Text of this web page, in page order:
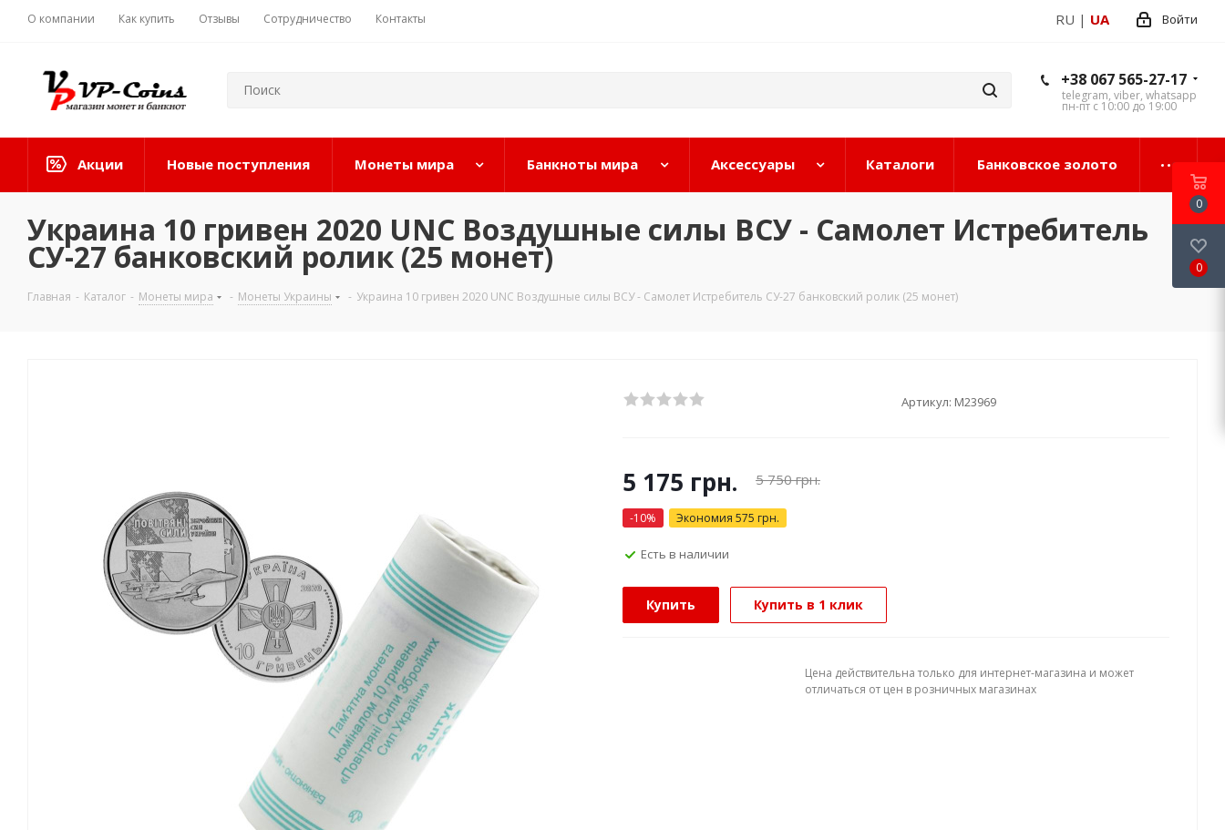
О компании Как купить Отзывы Сотрудничество Контакты Войти
RU | UA
+38 067 565-27-17
telegram, viber, whatsapp
пн-пт с 10:00 до 19:00
Акции Новые поступления Монеты мира Банкноты мира Аксессуары Каталоги Банковское золото
Украина 10 гривен 2020 UNC Воздушные силы ВСУ - Самолет Истребитель
СУ-27 банковский ролик (25 монет)
Главная - Каталог - Монеты мира - Монеты Украины - Украина 10 гривен 2020 UNC Воздушные силы ВСУ - Самолет Истребитель СУ-27 банковский ролик (25 монет)
Артикул: М23969
5 175 грн. 5 750грн.
-10% Экономия 575 грн.
Есть в наличии
Купить Купить в 1 клик
Цена действительна только для интернет-магазина и может
отличаться от цен в розничных магазинах
0
0